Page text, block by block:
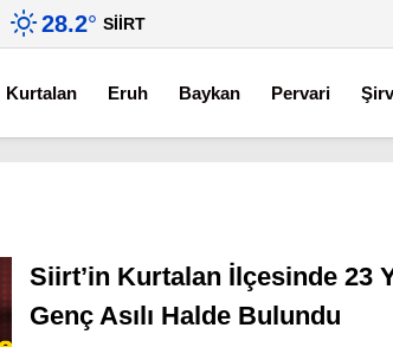
28.2° SIIRT
Kurtalan Eruh Baykan Pervari
Siirt’in Kurtalan İlçesinde 23
Genç Asılı Halde Bulundu